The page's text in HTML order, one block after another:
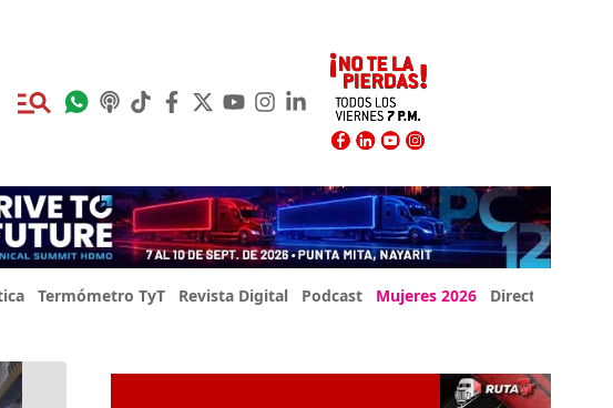
Termómetro TyT Revista Digital Podcast Mujeres 2026 Directorio Expo